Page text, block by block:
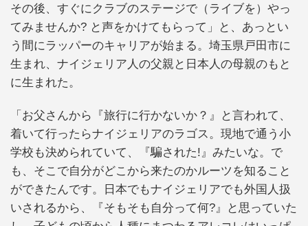
その後、すぐにクラブのステージで（ライブを）やっ
てみませんか? と声をかけてもらって」と、あっとい
う間にラッパーのキャリアが始まる。埼玉県戸田市に
生まれ、ナイジェリア人の父親と日本人の母親のもと
に生まれた。
「お父さんから『旅行に行かないか？』と言われて、
着いて行ったらナイジェリアのラゴス。現地で通う小
学校も決められていて、『騙された!』みたいな。で
も、そこで自分がどこから来たのかルーツを知ること
ができたんです。日本でもナイジェリアでも外国人扱
いされるから、『そもそも自分って何?』と思っていた